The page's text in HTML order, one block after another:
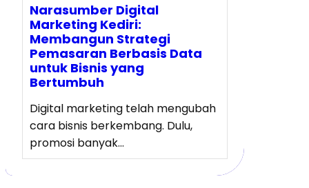
Narasumber Digital
Marketing Kediri:
Membangun Strategi
Pemasaran Berbasis Data
untuk Bisnis yang
Bertumbuh
Digital marketing telah mengubah
cara bisnis berkembang. Dulu,
promosi banyak…